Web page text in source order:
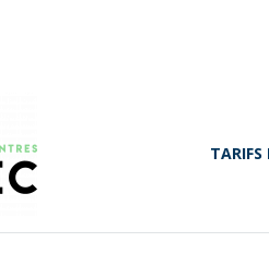
TARIFS